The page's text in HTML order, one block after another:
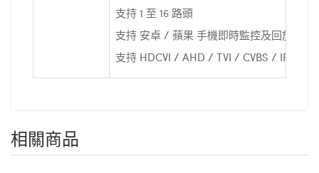
支持 1 至 16 路頭
支持 安卓 / 蘋果 手機即時監控及回放
支持 HDCVI / AHD / TVI / CVBS / IP 視頻
相關商品